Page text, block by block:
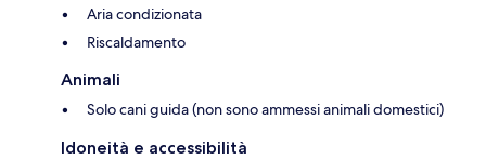
Aria condizionata
Riscaldamento
Animali
Solo cani guida (non sono ammessi animali domestici)
Idoneità e accessibilità